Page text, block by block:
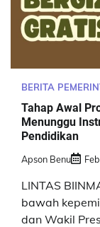
BERITA
Tahap Awal
Menunggu
Pendidikan
Apson Benu
LINTAS
bawah
dan Wakil